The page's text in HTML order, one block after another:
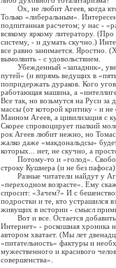
Ох, не любит Агеев, когда кто-
Только «либеральным».
подпитанная расчетом; у нас -
всякому яркому литератору.
систему, - и думать скучно.)
все равно занимается. Яростно.
вымолвить - с удовольствием.
Убежденный «западник»,
путей» (и впрямь ведущих в
попридержать дураков. Кого
работающая машина, а
Все так, но возьмутся на Руси
массы (от которой критику - и
Манном Агеев, а цивилизация с
Скорее спровоцирует пылкий
рок Агеев любит нежно, но
жалко даже «макдональдсы»
которых... нет, не скучно, а
Потому-то и «голод». Свобода
строку Кушнера (и не без
Разные читатели найдут у
«переходном возрасте». Ему
спросит: «Зачем?» И с
подростки и те, кто устрашился
живущих в истории - смысл
Вот и все. Остается добавить
Интернет» - роскошная хроника
автором хватает. (Мы лет
«питательность» фактуры и
мужественного и красивого
совершенства».